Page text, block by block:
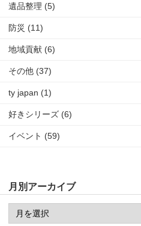
遺品整理 (5)
防災 (11)
地域貢献 (6)
その他 (37)
ty japan (1)
好きシリーズ (6)
イベント (59)
月別アーカイブ